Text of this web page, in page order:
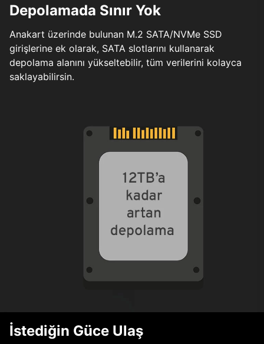
Depolamada Sınır Yok
Anakart üzerinde bulunan M.2 SATA/NVMe SSD
girişlerine ek olarak, SATA slotlarını kullanarak
depolama alanını yükseltebilir, tüm verilerini kolayca
saklayabilirsin.
İstediğin Güce Ulaş